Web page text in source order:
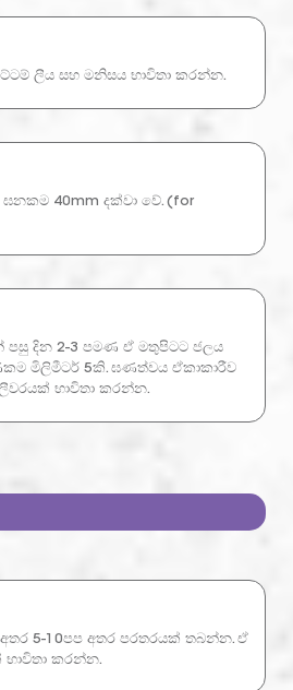
ලීය සහ මනිසය භාවිතා කරන්න.
40mm දක්වා වේ. (for
පසු දින 2-3 පමණ ඒ මතුපිටට ජලය
මිලිමීටර් 5කි. ඝණත්වය ඒකාකාරීව
භාවිතා කරන්න.
5-10පප අතර පරතරයක් තබන්න. ඒ
භාවිතා කරන්න.